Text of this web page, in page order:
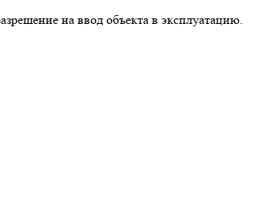
на ввод объекта в эксплуатацию.